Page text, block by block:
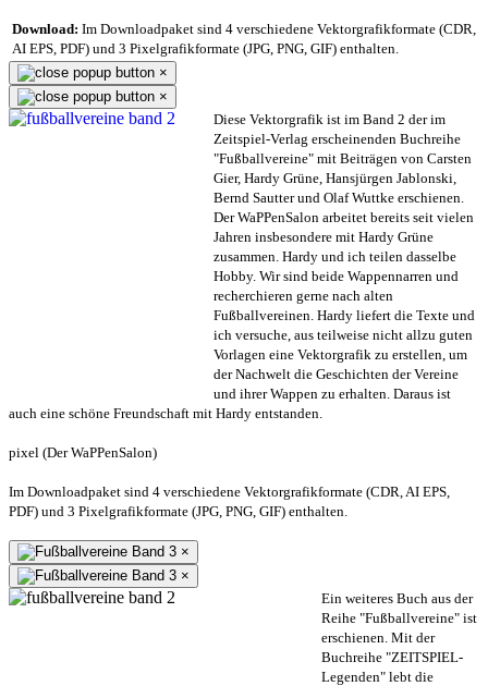
Download: Im Downloadpaket sind 4 verschiedene Vektorgrafikformate (CDR,
AI EPS, PDF) und 3 Pixelgrafikformate (JPG, PNG, GIF) enthalten.
×
×
Diese Vektorgrafik ist im Band 2 der im
Zeitspiel-Verlag erscheinenden Buchreihe
"Fußballvereine" mit Beiträgen von Carsten
Gier, Hardy Grüne, Hansjürgen Jablonski,
Bernd Sautter und Olaf Wuttke erschienen.
Der WaPPenSalon arbeitet bereits seit vielen
Jahren insbesondere mit Hardy Grüne
zusammen. Hardy und ich teilen dasselbe
Hobby. Wir sind beide Wappennarren und
recherchieren gerne nach alten
Fußballvereinen. Hardy liefert die Texte und
ich versuche, aus teilweise nicht allzu guten
Vorlagen eine Vektorgrafik zu erstellen, um
der Nachwelt die Geschichten der Vereine
und ihrer Wappen zu erhalten. Daraus ist
auch eine schöne Freundschaft mit Hardy entstanden.
pixel (Der WaPPenSalon)
Im Downloadpaket sind 4 verschiedene Vektorgrafikformate (CDR, AI EPS,
PDF) und 3 Pixelgrafikformate (JPG, PNG, GIF) enthalten.
×
×
Ein weiteres Buch aus der
Reihe "Fußballvereine" ist
erschienen. Mit der
Buchreihe "ZEITSPIEL-
Legenden" lebt die